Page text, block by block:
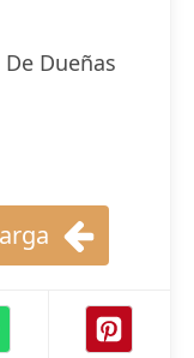
De Dueñas